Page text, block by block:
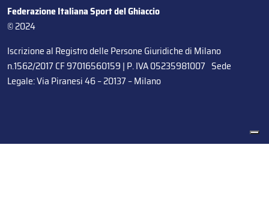
Federazione Italiana Sport del Ghiaccio
© 2024
Iscrizione al Registro delle Persone Giuridiche di Milano
n.1562/2017 CF 97016560159 | P. IVA 05235981007 Sede
Legale: Via Piranesi 46 – 20137 – Milano